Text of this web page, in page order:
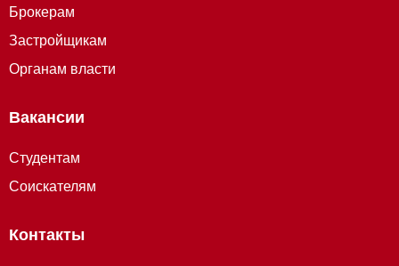
Брокерам
Застройщикам
Органам власти
Вакансии
Студентам
Соискателям
Контакты